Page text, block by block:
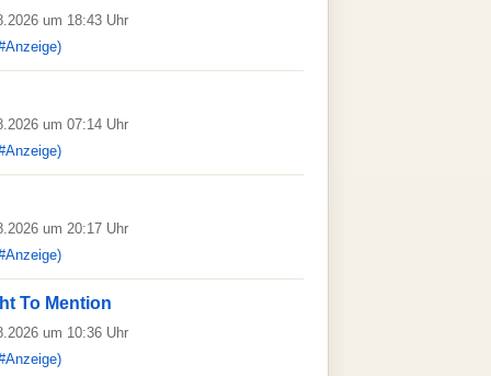
um 18:43 Uhr
um 07:14 Uhr
um 20:17 Uhr
To Mention
um 10:36 Uhr